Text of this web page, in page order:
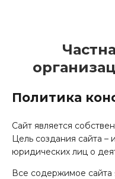
Политика
Сайт является
Цель создания сайта
юридических лиц о
Все содержимое сайта